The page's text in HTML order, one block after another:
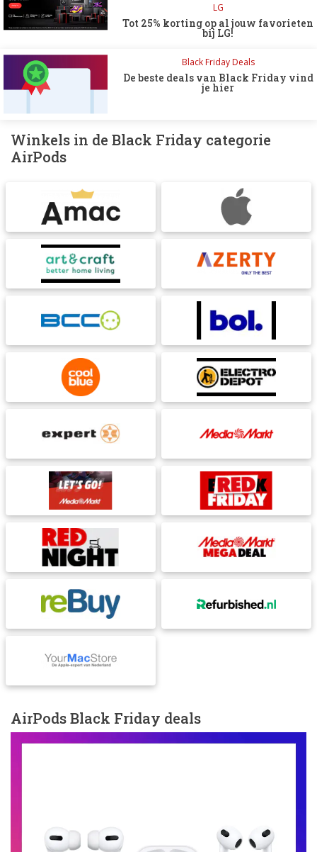
LG
Tot 25% korting op al jouw favorieten
bij LG!
Black Friday Deals
De beste deals van Black Friday vind
je hier
Winkels in de Black Friday categorie
AirPods
AirPods Black Friday deals